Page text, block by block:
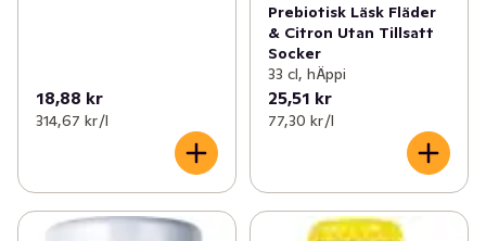
18,88 kr
314,67 kr /l
Prebiotisk Läsk Fläder
& Citron Utan Tillsatt
Socker
33 cl, hÄppi
25,51 kr
77,30 kr /l